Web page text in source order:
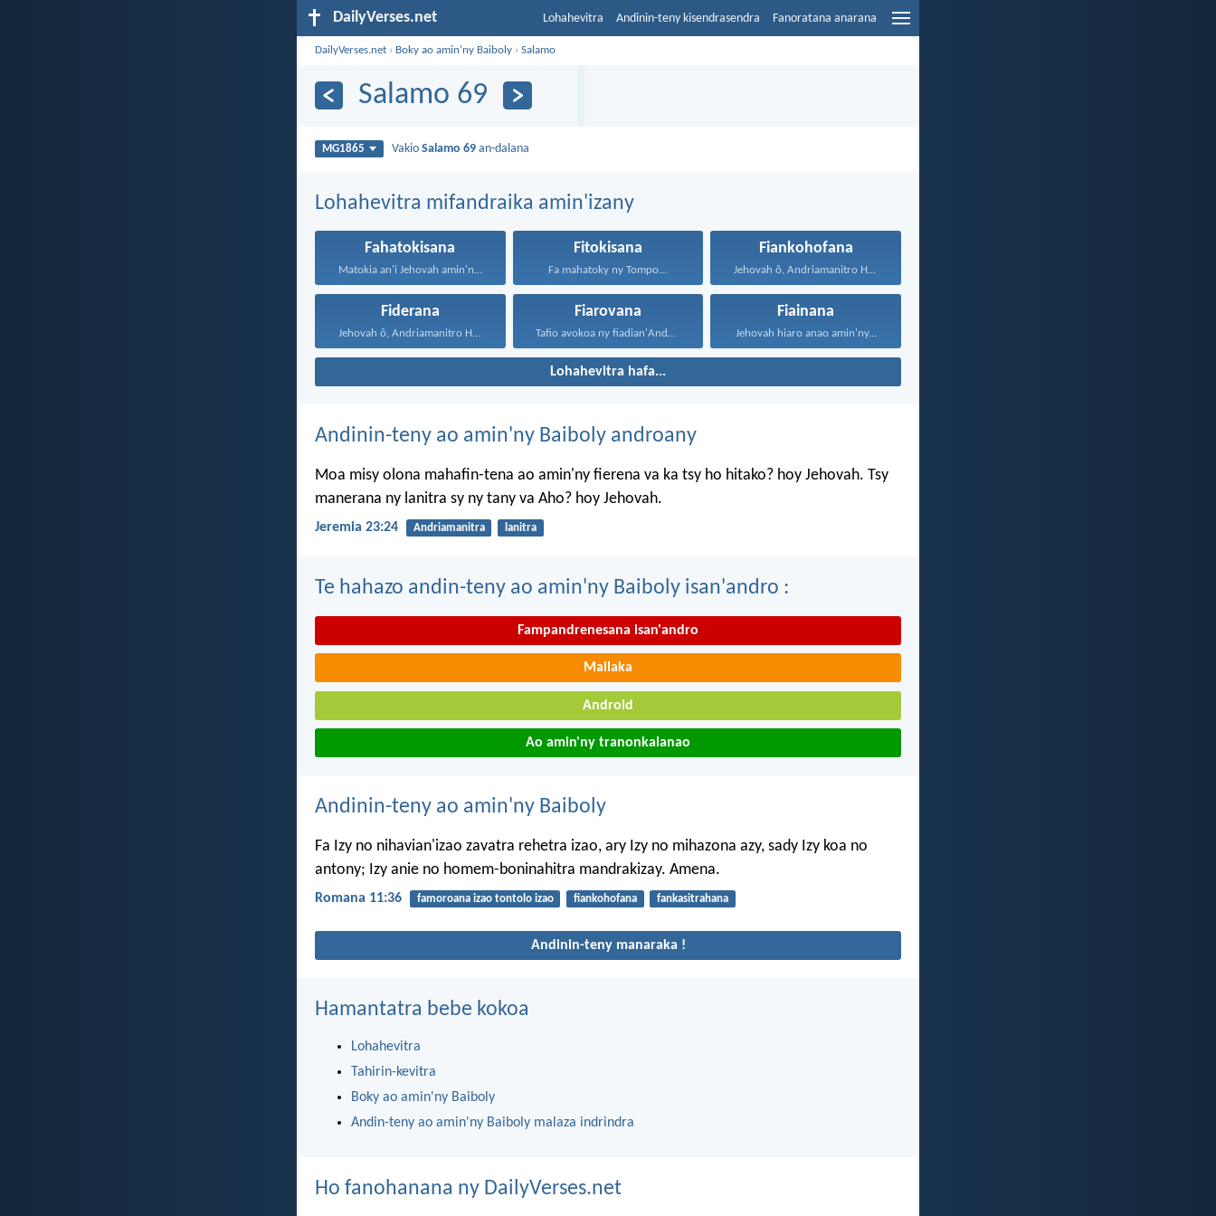
DailyVerses.net Lohahevitra Andinin-teny kisendrasendra Fanoratana anarana
DailyVerses.net › Boky ao amin'ny Baiboly ›Salamo
Salamo 69
MG1865 VakioSalamo 69 an-dalana
Lohahevitra mifandraika amin'izany
Fahatokisana
Matokia an'i Jehovah amin'ny...
Fitokisana
Fa mahatoky ny Tompo...
Fiankohofana
Jehovah ô, Andriamanitro Hianao...
Fiderana
Jehovah ô, Andriamanitro Hianao...
Fiarovana
Tafio avokoa ny fiadian'Andriamanitra...
Fiainana
Jehovah hiaro anao amin'ny...
Lohahevitra hafa...
Andinin-teny ao amin'ny Baiboly androany
Moa misy olona mahafin-tena ao amin'ny fierena va ka tsy ho hitako? hoy Jehovah. Tsy
manerana ny lanitra sy ny tany va Aho? hoy Jehovah.
Jeremia 23:24 Andriamanitra lanitra
Te hahazo andin-teny ao amin'ny Baiboly isan'andro :
Fampandrenesana isan'andro
Mailaka
Android
Ao amin'ny tranonkalanao
Andinin-teny ao amin'ny Baiboly
Fa Izy no nihavian'izao zavatra rehetra izao, ary Izy no mihazona azy, sady Izy koa no
antony; Izy anie no homem-boninahitra mandrakizay. Amena.
Romana 11:36 famoroana izao tontolo izao fiankohofana fankasitrahana
Andinin-teny manaraka !
Hamantatra bebe kokoa
Lohahevitra
Tahirin-kevitra
Boky ao amin'ny Baiboly
Andin-teny ao amin'ny Baiboly malaza indrindra
Ho fanohanana ny DailyVerses.net